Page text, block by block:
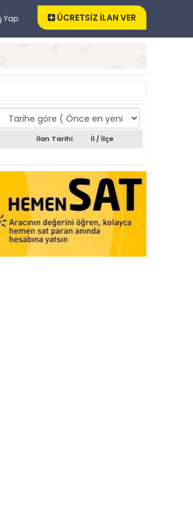
Yap ÜCRETSİZ İLAN VER
İlan Tarihi İl / İlçe